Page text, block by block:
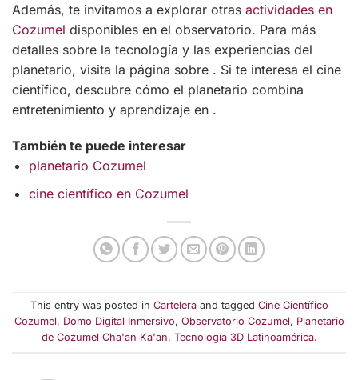
Además, te invitamos a explorar otras actividades en
Cozumel disponibles en el observatorio. Para más
detalles sobre la tecnología y las experiencias del
planetario, visita la página sobre . Si te interesa el cine
científico, descubre cómo el planetario combina
entretenimiento y aprendizaje en .
También te puede interesar
planetario Cozumel
cine científico en Cozumel
This entry was posted in Carteleraand tagged Cine Científico
Cozumel, Domo Digital Inmersivo, Observatorio Cozumel, Planetario
de Cozumel Cha'an Ka'an, Tecnología 3D Latinoamérica.